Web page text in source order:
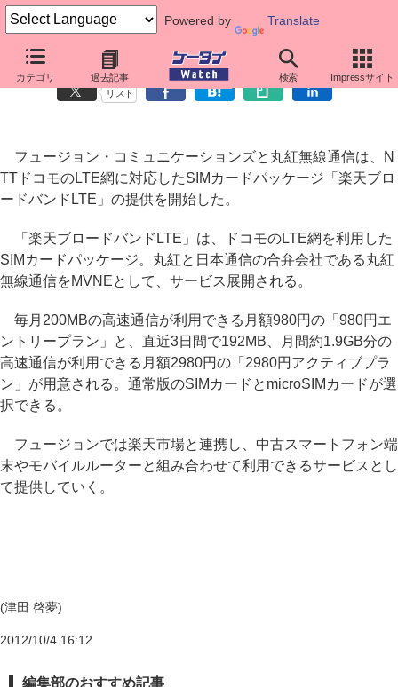
Powered by Translate
カテゴリ 過去記事 検索 Impressサイト
ドコモのLTE対応のSIMカード「楽天ブロードバンドLTE」
リスト
フュージョン・コミュニケーションズと丸紅無線通信は、N
TTドコモのLTE網に対応したSIMカードパッケージ「楽天ブロ
ードバンドLTE」の提供を開始した。
「楽天ブロードバンドLTE」は、ドコモのLTE網を利用した
SIMカードパッケージ。丸紅と日本通信の合弁会社である丸紅
無線通信をMVNEとして、サービス展開される。
毎月200MBの高速通信が利用できる月額980円の「980円エ
ントリープラン」と、直近3日間で192MB、月間約1.9GB分の
高速通信が利用できる月額2980円の「2980円アクティブプラ
ン」が用意される。通常版のSIMカードとmicroSIMカードが選
択できる。
フュージョンでは楽天市場と連携し、中古スマートフォン端
末やモバイルルーターと組み合わせて利用できるサービスとし
て提供していく。
(津田 啓夢)
2012/10/4 16:12
編集部のおすすめ記事